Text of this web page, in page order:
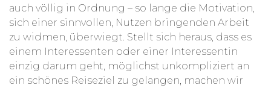
auch völlig in Ordnung – so lange die Motivation,
sich einer sinnvollen, Nutzen bringenden Arbeit
zu widmen, überwiegt. Stellt sich heraus, dass es
einem Interessenten oder einer Interessentin
einzig darum geht, möglichst unkompliziert an
ein schönes Reiseziel zu gelangen, machen wir